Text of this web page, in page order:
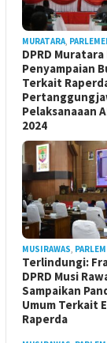
MURATARA
DPRD
Penyampaian
Terkait
Pelaksanaaan
2024
MUSIRAWAS
Terlindungi:
DPRD Musi
Sampaikan
Umum Terkait
Raperda